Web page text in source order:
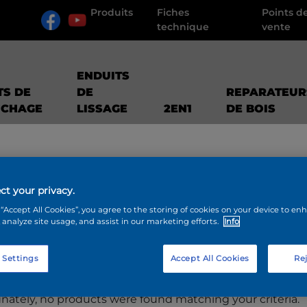
Produits
Fiches
technique
Points
vente
DE
ENDUITS
DE
LISSAGE
2EN1
DE BOIS
no products were found matching your criteria.
your privacy.
All Cookies”, you agree to the storing of cookies on your device to
analyze site usage, and assist in our marketing efforts.
Info
Settings Accept All Cookies